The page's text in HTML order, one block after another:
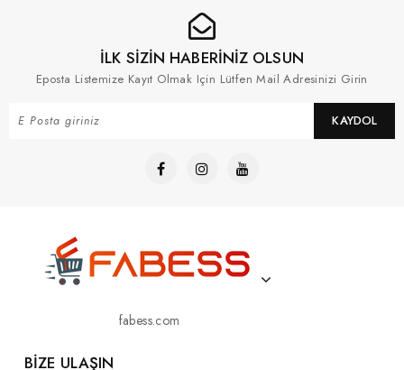
İLK SİZİN HABERİNİZ OLSUN
Eposta Listemize Kayıt Olmak Için Lütfen Mail Adresinizi Girin
KAYDOL
fabess.com
BIZE ULAŞIN